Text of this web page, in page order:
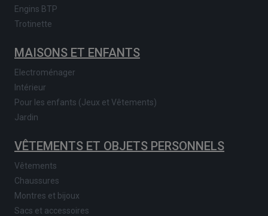
Engins BTP
Trotinette
MAISONS ET ENFANTS
Electroménager
Intérieur
Pour les enfants (Jeux et Vêtements)
Jardin
VÊTEMENTS ET OBJETS PERSONNELS
Vêtements
Chaussures
Montres et bijoux
Sacs et accessoires